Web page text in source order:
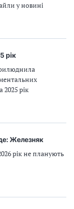
у новині
рік
2025 рік
Железняк
рік не планують